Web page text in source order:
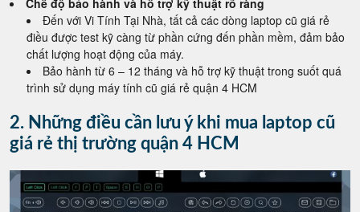
Chế độ bảo hành và hỗ trợ kỹ thuật rõ ràng
Đến với Vi Tính Tại Nhà, tất cả các dòng laptop cũ giá rẻ
điều được test kỹ càng từ phần cứng đến phần mềm, đảm bảo
chất lượng hoạt động của máy.
Bảo hành từ 6 – 12 tháng và hỗ trợ kỹ thuật trong suốt quá
trình sử dụng máy tính cũ giá rẻ quận 4 HCM
2. Những điều cần lưu ý khi mua laptop cũ
giá rẻ thị trường quận 4 HCM